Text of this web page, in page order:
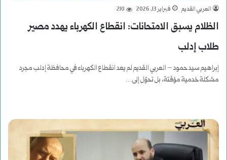
العربي القديم فبراير 13, 2026 210
الظلام يسبق الامتحانات: انقطاع الكهرباء يهدد مصير
طلاب إدلب
إبراهيم سيد حمود – العربي القديم لم يعد انقطاع الكهرباء في محافظة إدلب مجرد
مشكلة خدمية مؤقتة، بل تحوّل إلى…